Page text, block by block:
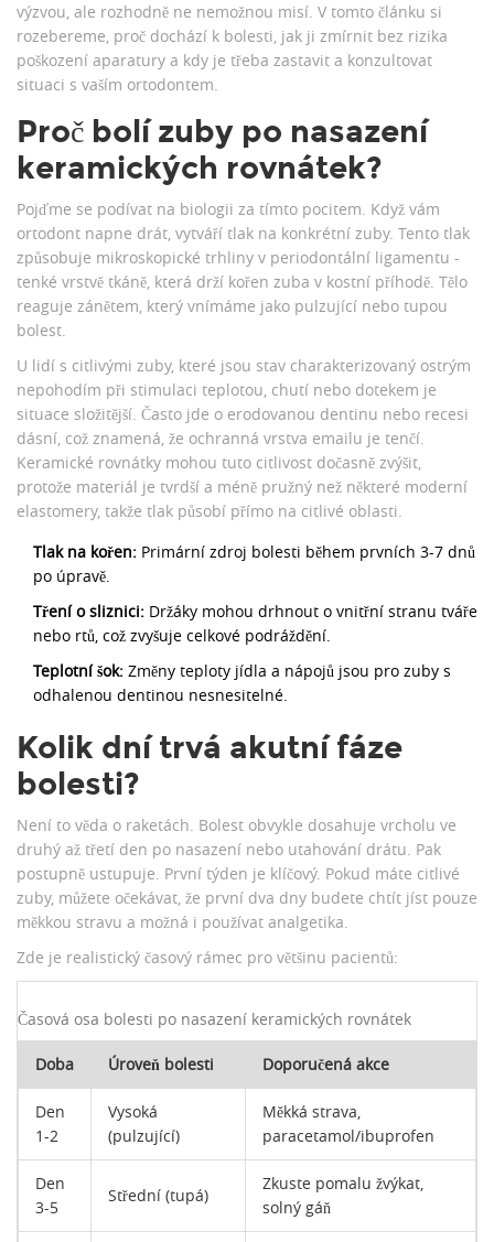
výzvou, ale rozhodně ne nemožnou misí. V tomto článku si
rozebereme, proč dochází k bolesti, jak ji zmírnit bez rizika
poškození aparatury a kdy je třeba zastavit a konzultovat
situaci s vaším ortodontem.
Proč bolí zuby po nasazení
keramických rovnátek?
Pojďme se podívat na biologii za tímto pocitem. Když vám
ortodont napne drát, vytváří tlak na konkrétní zuby. Tento tlak
způsobuje mikroskopické trhliny v periodontální ligamentu -
tenké vrstvě tkáně, která drží kořen zuba v kostní příhodě. Tělo
reaguje zánětem, který vnímáme jako pulzující nebo tupou
bolest.
U lidí s citlivými zuby, které jsou stav charakterizovaný ostrým
nepohodím při stimulaci teplotou, chutí nebo dotekem je
situace složitější. Často jde o erodovanou dentinu nebo recesi
dásní, což znamená, že ochranná vrstva emailu je tenčí.
Keramické rovnátky mohou tuto citlivost dočasně zvýšit,
protože materiál je tvrdší a méně pružný než některé moderní
elastomery, takže tlak působí přímo na citlivé oblasti.
Tlak na kořen: Primární zdroj bolesti během prvních 3-7 dnů
po úpravě.
Tření o sliznici: Držáky mohou drhnout o vnitřní stranu tváře
nebo rtů, což zvyšuje celkové podráždění.
Teplotní šok: Změny teploty jídla a nápojů jsou pro zuby s
odhalenou dentinou nesnesitelné.
Kolik dní trvá akutní fáze
bolesti?
Není to věda o raketách. Bolest obvykle dosahuje vrcholu ve
druhý až třetí den po nasazení nebo utahování drátu. Pak
postupně ustupuje. První týden je klíčový. Pokud máte citlivé
zuby, můžete očekávat, že první dva dny budete chtít jíst pouze
měkkou stravu a možná i používat analgetika.
Zde je realistický časový rámec pro většinu pacientů:
Časová osa bolesti po nasazení keramických rovnátek
Doba Úroveň bolesti Doporučená akce
Den
1-2
Vysoká
(pulzující)
Měkká strava,
paracetamol/ibuprofen
Den
3-5
Střední (tupá)
Zkuste pomalu žvýkat,
solný gáň